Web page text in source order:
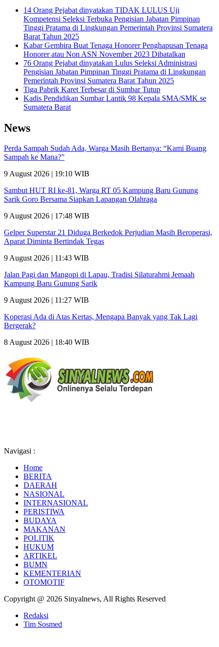
14 Orang Pejabat dinyatakan TIDAK LULUS Uji
Kompetensi Seleksi Terbuka Pengisian Jabatan Pimpinan
Tinggi Pratama di Lingkungan Pemerintah Provinsi Sumatera
Barat Tahun 2025
Kabar Gembira Buat Tenaga Honorer Penghapusan Tenaga
Honorer atau Non ASN November 2023 Dibatalkan
76 Orang Pejabat dinyatakan Lulus Seleksi Administrasi
Pengisian Jabatan Pimpinan Tinggi Pratama di Lingkungan
Pemerintah Provinsi Sumatera Barat Tahun 2025
Tiga Pabrik Karet Terbesar di Sumbar Tutup
Kadis Pendidikan Sumbar Lantik 98 Kepala SMA/SMK se
Sumatera Barat
News
Perda Sampah Sudah Ada, Warga Masih Bertanya: “Kami Buang
Sampah ke Mana?”
9 August 2026 | 19:10 WIB
Sambut HUT RI ke-81, Warga RT 05 Kampung Baru Gunung
Sarik Goro Bersama Siapkan Lapangan Olahraga
9 August 2026 | 17:48 WIB
Gelper Superstar 21 Diduga Berkedok Perjudian Masih Beroperasi,
Aparat Diminta Bertindak Tegas
9 August 2026 | 11:43 WIB
Jalan Pagi dan Mangopi di Lapau, Tradisi Silaturahmi Jemaah
Kampung Baru Gunung Sarik
9 August 2026 | 11:27 WIB
Koperasi Ada di Atas Kertas, Mengapa Banyak yang Tak Lagi
Bergerak?
8 August 2026 | 18:40 WIB
Navigasi :
Home
BERITA
DAERAH
NASIONAL
INTERNASIONAL
PERISTIWA
BUDAYA
MAKANAN
POLITIK
HUKUM
ARTIKEL
BUMN
KEMENTERIAN
OTOMOTIF
Copyright @ 2026 Sinyalnews, All Rights Reserved
Redaksi
Tim Sosmed